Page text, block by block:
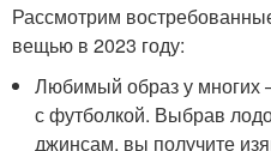
Рассмотрим
вещью в 2023 году:
Любимый образ у многих
с футболкой. Выбрав
джинсам, вы получите